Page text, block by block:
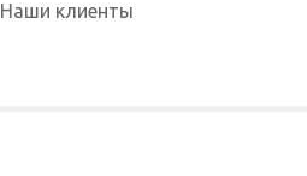
Наши клиенты